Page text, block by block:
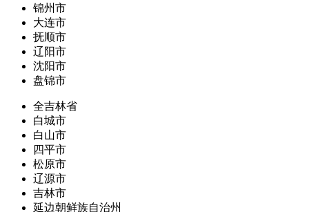
锦州市
大连市
抚顺市
辽阳市
沈阳市
盘锦市
全吉林省
白城市
白山市
四平市
松原市
辽源市
吉林市
延边朝鲜族自治州